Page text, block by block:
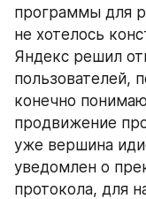
программы для
не хотелось
Яндекс решил
пользователей,
конечно
продвижение
уже вершина
уведомлен о
протокола, для